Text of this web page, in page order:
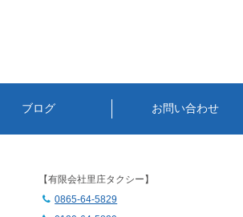
ブログ お問い合わせ
【有限会社里庄タクシー】
0865-64-5829